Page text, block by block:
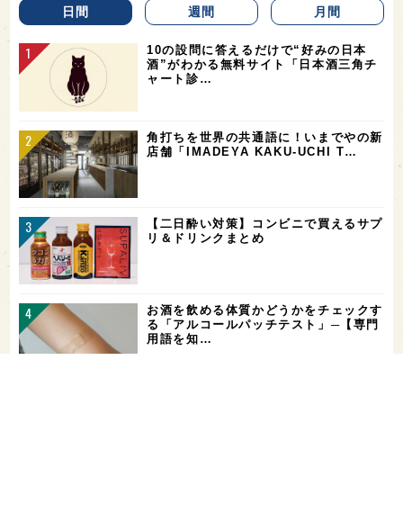
日間 週間 月間
10の設問に答えるだけで“好みの日本
酒”がわかる無料サイト「日本酒三角チ
ャート診…
角打ちを世界の共通語に！いまでやの新
店舗「IMADEYA KAKU-UCHI T…
【二日酔い対策】コンビニで買えるサプ
リ＆ドリンクまとめ
お酒を飲める体質かどうかをチェックす
る「アルコールパッチテスト」─【専門
用語を知…